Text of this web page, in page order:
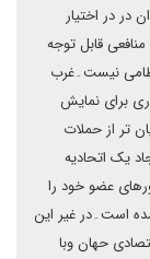
در در اختیار
قابل توجه
نیست۔غرب
برای نمایش
تر از حملات
یک اتحادیه
عضو خود را
است۔در غیر این
حهان وبا